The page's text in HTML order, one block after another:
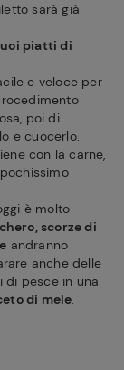
sarà già
piatti di
e veloce per
poi di
e cuocerlo.
con la carne,
è molto
scorze di
andranno
anche delle
di pesce in una
di mele.